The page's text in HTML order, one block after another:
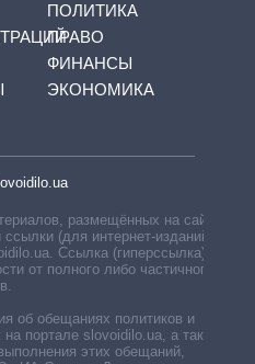
ПОЛИТИКА
ПРАВО
ФИНАНСЫ
ЭКОНОМИКА
размещённых на сайте,
(для интернет-изданий —
Ссылка (гиперссылка)
от полного либо частичного
об обещаниях политиков и
портале slovoidilo.ua, а также
этих обещаний,